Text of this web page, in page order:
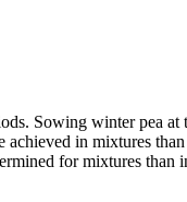
Sowing winter pea at
in mixtures
for mixtures than